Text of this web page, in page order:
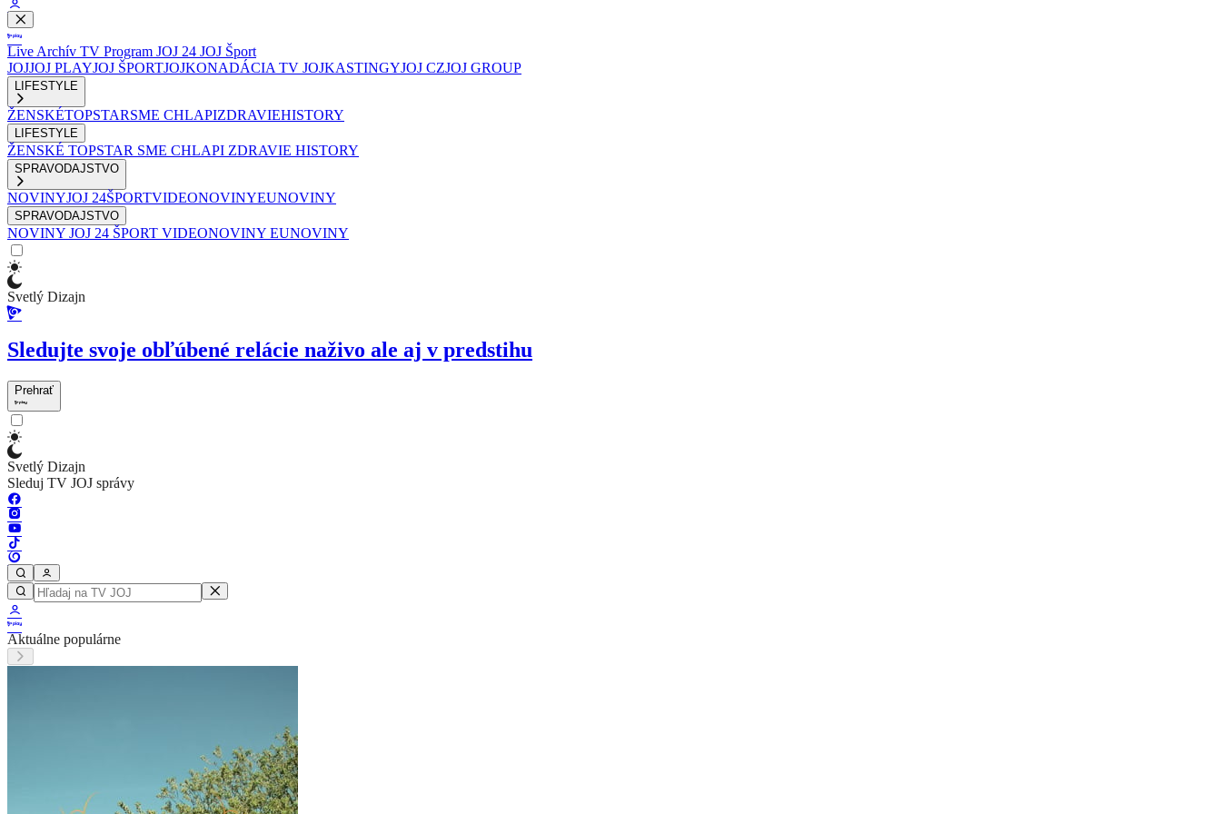
Live Archív TV Program JOJ 24 JOJ Šport
JOJJOJ PLAYJOJ ŠPORTJOJKONADÁCIA TV JOJKASTINGYJOJ CZJOJ GROUP
LIFESTYLE
ŽENSKÉTOPSTARSME CHLAPIZDRAVIEHISTORY
LIFESTYLE
ŽENSKÉ TOPSTAR SME CHLAPI ZDRAVIE HISTORY
SPRAVODAJSTVO
NOVINYJOJ 24ŠPORTVIDEONOVINYEUNOVINY
SPRAVODAJSTVO
NOVINY JOJ 24 ŠPORT VIDEONOVINY EUNOVINY
Svetlý Dizajn
Sledujte svoje obľúbené relácie naživo ale aj v predstihu
Prehrať
Svetlý Dizajn
Sleduj TV JOJ správy
Aktuálne populárne